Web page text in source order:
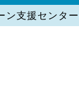
ン支援センタ